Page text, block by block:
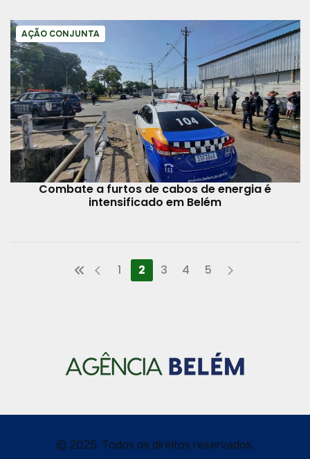
AÇÃO CONJUNTA
Combate a furtos de cabos de energia é
intensificado em Belém
1 2 3 4 5
© 2025, Todos os direitos reservados.